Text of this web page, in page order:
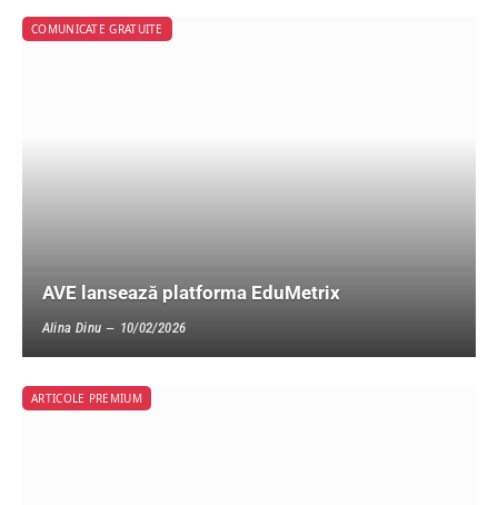
COMUNICATE GRATUITE
AVE lansează platforma EduMetrix
Alina Dinu 10/02/2026
ARTICOLE PREMIUM